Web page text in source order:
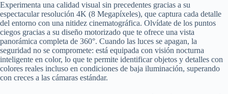
Experimenta una calidad visual sin precedentes gracias a su
espectacular resolución 4K (8 Megapíxeles), que captura cada detalle
del entorno con una nitidez cinematográfica. Olvídate de los puntos
ciegos gracias a su diseño motorizado que te ofrece una vista
panorámica completa de 360°. Cuando las luces se apagan, la
seguridad no se compromete: está equipada con visión nocturna
inteligente en color, lo que te permite identificar objetos y detalles con
colores reales incluso en condiciones de baja iluminación, superando
con creces a las cámaras estándar.